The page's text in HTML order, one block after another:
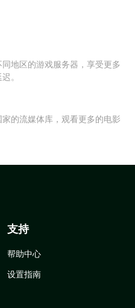
地区的游戏服务器，享受更多
。
的流媒体库，观看更多的电影
支持
帮助中心
设置指南